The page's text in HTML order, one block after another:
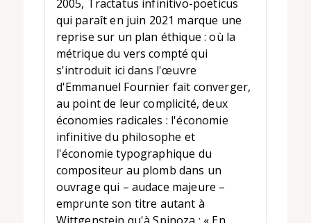
2005, Tractatus infinitivo-poeticus
qui paraît en juin 2021 marque une
reprise sur un plan éthique : où la
métrique du vers compté qui
s'introduit ici dans l'œuvre
d'Emmanuel Fournier fait converger,
au point de leur complicité, deux
économies radicales : l'économie
infinitive du philosophe et
l'économie typographique du
compositeur au plomb dans un
ouvrage qui – audace majeure –
emprunte son titre autant à